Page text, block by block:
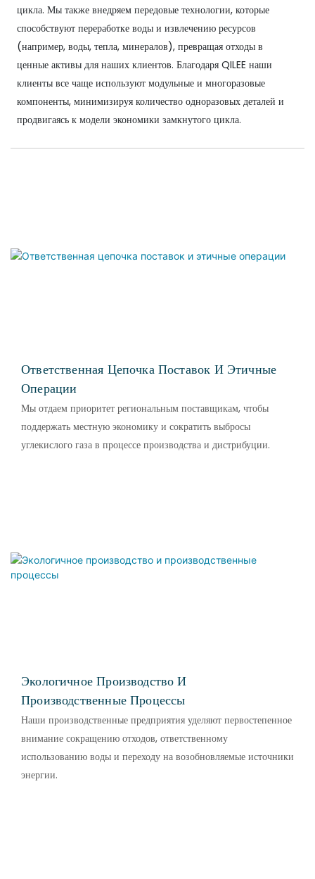
цикла. Мы также внедряем передовые технологии, которые
способствуют переработке воды и извлечению ресурсов
(например, воды, тепла, минералов), превращая отходы в
ценные активы для наших клиентов. Благодаря QILEE наши
клиенты все чаще используют модульные и многоразовые
компоненты, минимизируя количество одноразовых деталей и
продвигаясь к модели экономики замкнутого цикла.
Ответственная Цепочка Поставок И Этичные
Операции
Мы отдаем приоритет региональным поставщикам, чтобы
поддержать местную экономику и сократить выбросы
углекислого газа в процессе производства и дистрибуции.
Экологичное Производство И
Производственные Процессы
Наши производственные предприятия уделяют первостепенное
внимание сокращению отходов, ответственному
использованию воды и переходу на возобновляемые источники
энергии.